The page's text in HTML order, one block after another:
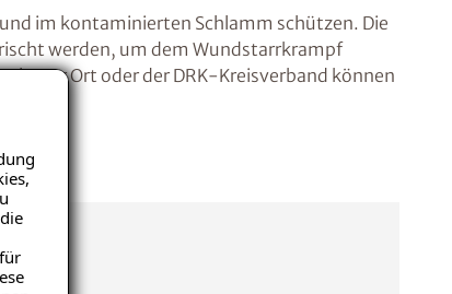
im kontaminierten Schlamm schützen. Die
werden, um dem Wundstarrkrampf
vor Ort oder der DRK-Kreisverband können